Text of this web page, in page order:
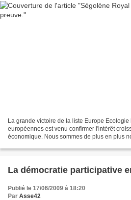
La grande victoire de la liste Europe
européennes est venu confirmer l'intérêt
économique. Nous sommes de plus en plus
La démocratie participative
Publié le 17/06/2009 à 18:20
Par Asse42